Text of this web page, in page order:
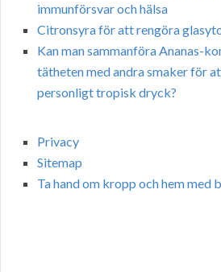
immunförsvar och hälsa
Citronsyra för att rengöra
Kan man sammanföra Ananas-
tätheten med andra smaker för
personligt tropisk dryck?
Privacy
Sitemap
Ta hand om kropp och hem